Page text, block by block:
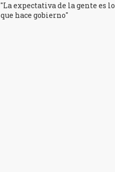
"La expectativa de la gente es lo
que hace gobierno"